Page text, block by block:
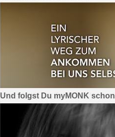
Und folgst Du myMONK schon